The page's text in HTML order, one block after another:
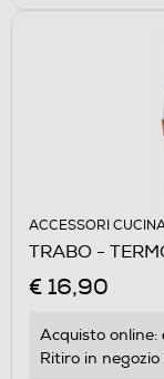
ACCESSORI
TRABO -
€ 16,90
Acquisto online:
Ritiro in